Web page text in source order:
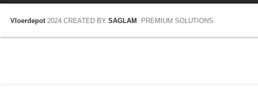
Vloerdepot 2024 CREATED BY SAGLAM . PREMIUM SOLUTIONS.